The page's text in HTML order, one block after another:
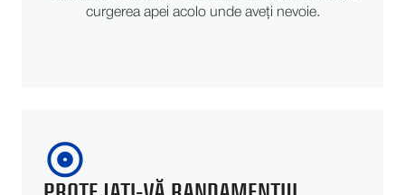
curgerea apei acolo unde aveți nevoie.